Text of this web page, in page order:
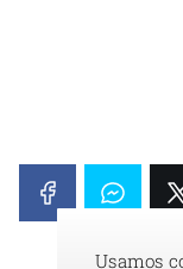
Usamos